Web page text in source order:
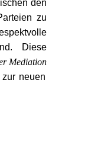
den
zu
Diese
Mediation
neuen